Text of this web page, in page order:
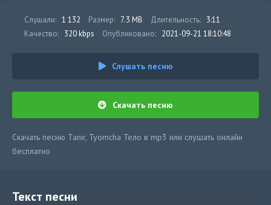
Слушали: 1 132 Размер: 7.3 MB Длительность: 3:11
Качество: 320 kbps Опубликовано: 2021-09-21 18:10:48
Слушать песню
Скачать песню
Скачать песню Tanir, Tyomcha Тело в mp3 или слушать онлайн
бесплатно
Текст песни